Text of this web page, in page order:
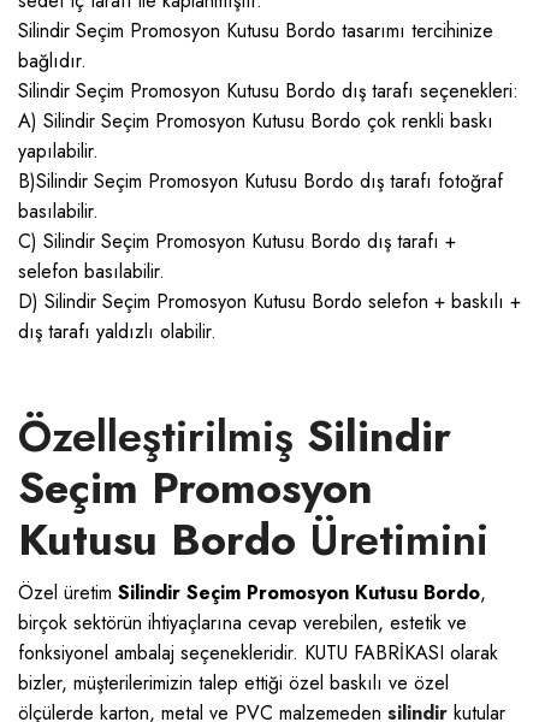
Silindir Seçim Promosyon Kutusu Bordo tasarımı tercihinize
bağlıdır.
Silindir Seçim Promosyon Kutusu Bordo dış tarafı seçenekleri:
A) Silindir Seçim Promosyon Kutusu Bordo çok renkli baskı
yapılabilir.
B)Silindir Seçim Promosyon Kutusu Bordo dış tarafı fotoğraf
basılabilir.
C) Silindir Seçim Promosyon Kutusu Bordo dış tarafı +
selefon basılabilir.
D) Silindir Seçim Promosyon Kutusu Bordo selefon + baskılı +
dış tarafı yaldızlı olabilir.
Özelleştirilmiş Silindir
Seçim Promosyon
Kutusu Bordo Üretimini
Özel üretim Silindir Seçim Promosyon Kutusu Bordo,
birçok sektörün ihtiyaçlarına cevap verebilen, estetik ve
fonksiyonel ambalaj seçenekleridir. KUTU FABRİKASI olarak
bizler, müşterilerimizin talep ettiği özel baskılı ve özel
ölçülerde karton, metal ve PVC malzemeden silindir kutular